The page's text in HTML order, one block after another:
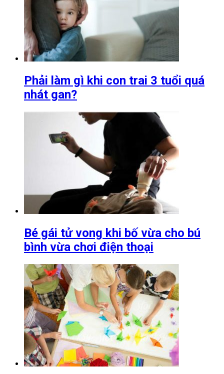
Phải làm gì khi con trai 3 tuổi quá
nhát gan?
Bé gái tử vong khi bố vừa cho bú
bình vừa chơi điện thoại